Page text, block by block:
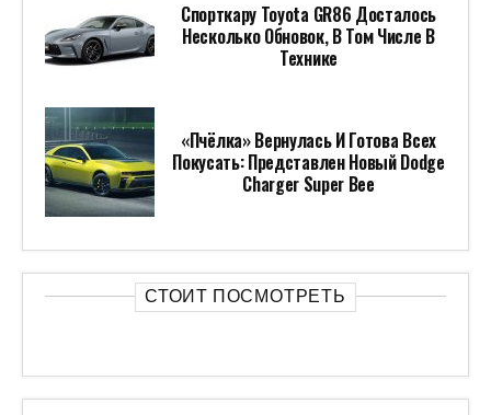
Спорткару Toyota GR86 Досталось
Несколько Обновок, В Том Числе В
Технике
«Пчёлка» Вернулась И Готова Всех
Покусать: Представлен Новый Dodge
Charger Super Bee
СТОИТ ПОСМОТРЕТЬ